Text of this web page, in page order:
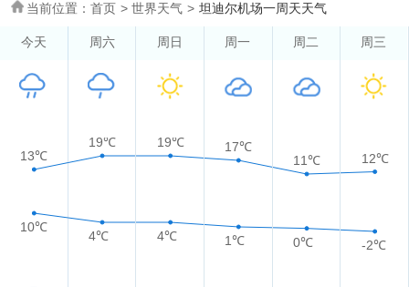
当前位置： 首页 > 世界天气 > 坦迪尔机场一周天天气
今天 周六 周日 周一 周二 周三
13℃
19℃ 19℃
17℃
11℃
12℃
10℃
4℃ 4℃ 1℃ 0℃ -2℃